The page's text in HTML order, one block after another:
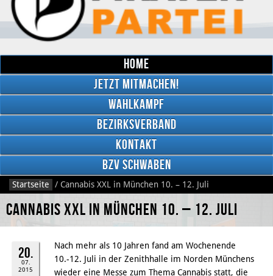
Home
Jetzt mitmachen!
Wahlkampf
Bezirksverband
Kontakt
BzV Schwaben
Startseite / Cannabis XXL in München 10. – 12. Juli
Cannabis XXL in München 10. – 12. Juli
20.
07.
2015
Nach mehr als 10 Jahren fand am Wochenende
10.-12. Juli in der Zenithhalle im Norden Münchens
wieder eine Messe zum Thema Cannabis statt, die